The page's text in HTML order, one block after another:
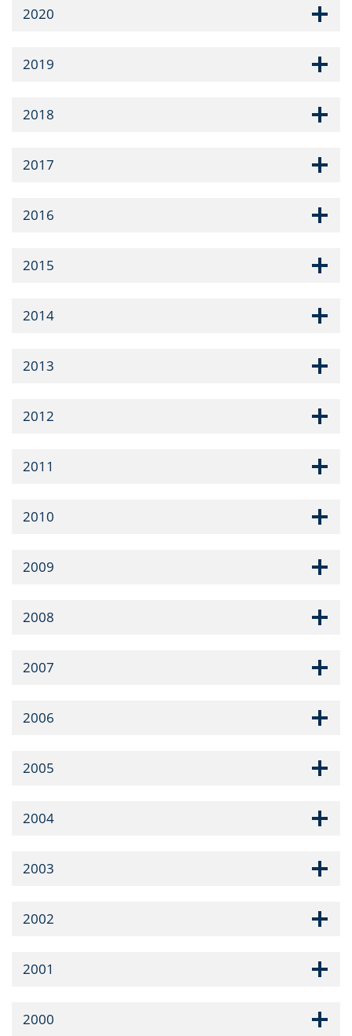
2020
2019
2018
2017
2016
2015
2014
2013
2012
2011
2010
2009
2008
2007
2006
2005
2004
2003
2002
2001
2000